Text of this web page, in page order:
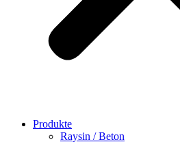
Produkte
Raysin / Beton